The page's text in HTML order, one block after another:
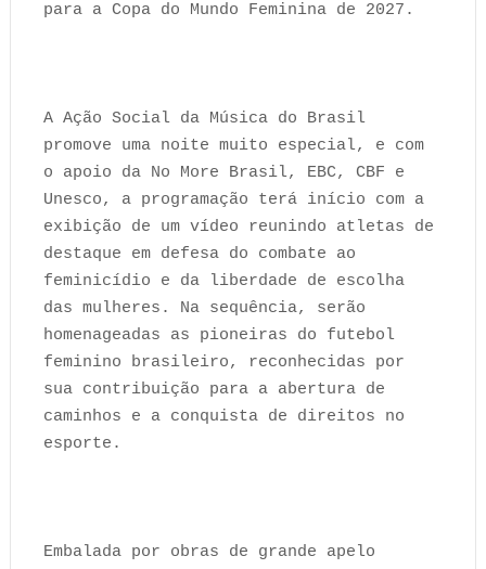
para a Copa do Mundo Feminina de 2027.
A Ação Social da Música do Brasil
promove uma noite muito especial, e com
o apoio da No More Brasil, EBC, CBF e
Unesco, a programação terá início com a
exibição de um vídeo reunindo atletas de
destaque em defesa do combate ao
feminicídio e da liberdade de escolha
das mulheres. Na sequência, serão
homenageadas as pioneiras do futebol
feminino brasileiro, reconhecidas por
sua contribuição para a abertura de
caminhos e a conquista de direitos no
esporte.
Embalada por obras de grande apelo